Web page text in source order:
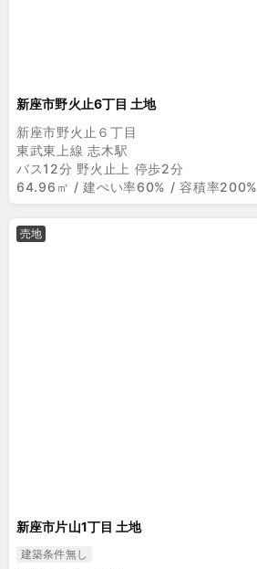
新座市野火止6丁目 土地
新座市野火止６丁目
東武東上線 志木駅
バス12分 野火止上 停歩2分
64.96㎡ / 建ぺい率60% / 容積率200%
売地
新座市片山1丁目 土地
建築条件無し